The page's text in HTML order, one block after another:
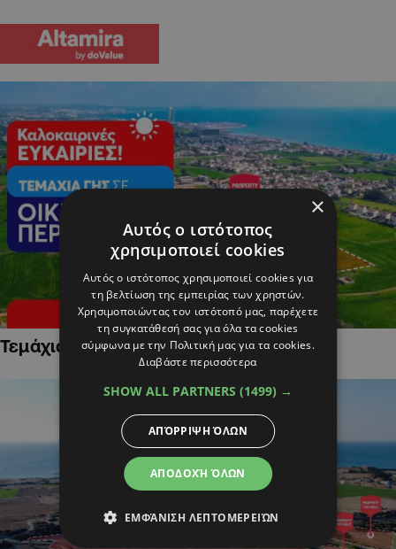
Τεμάχια Γης σε Οικιστικές Περιοχές
×
Αυτός ο ιστότοπος
χρησιμοποιεί cookies
Αυτός ο ιστότοπος χρησιμοποιεί cookies για
τη βελτίωση της εμπειρίας των χρηστών.
Χρησιμοποιώντας τον ιστότοπό μας, παρέχετε
τη συγκατάθεσή σας για όλα τα cookies
σύμφωνα με την Πολιτική μας για τα cookies.
Διαβάστε περισσότερα
SHOW ALL PARTNERS (1499) →
ΑΠΟΔΟΧΉ ΌΛΩΝ
ΑΠΌΡΡΙΨΗ ΌΛΩΝ
ΕΜΦΆΝΙΣΗ ΛΕΠΤΟΜΕΡΕΙΏΝ